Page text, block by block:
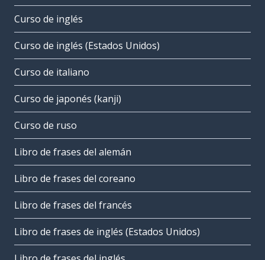
Curso de inglés
Curso de inglés (Estados Unidos)
Curso de italiano
Curso de japonés (kanji)
Curso de ruso
Libro de frases del alemán
Libro de frases del coreano
Libro de frases del francés
Libro de frases de inglés (Estados Unidos)